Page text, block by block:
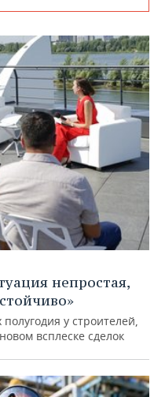
непростая,
у строителей,
всплеске сделок